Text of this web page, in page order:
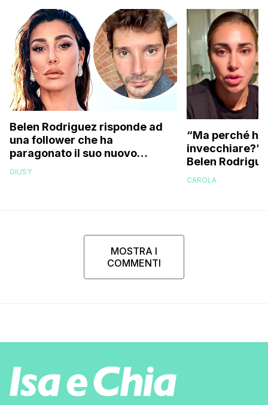
Belen Rodriguez risponde ad
una follower che ha
paragonato il suo nuovo
compagno all’ex marito
GIUSY
“Ma perché
Belen
CAROLA
MOSTRA I
COMMENTI